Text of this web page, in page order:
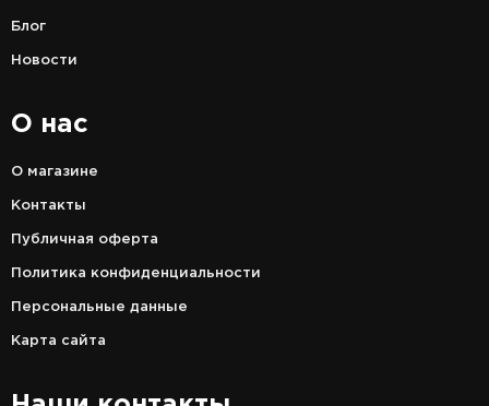
Блог
Новости
О нас
О магазине
Контакты
Публичная оферта
Политика конфиденциальности
Персональные данные
Карта сайта